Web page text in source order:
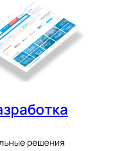
решения